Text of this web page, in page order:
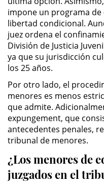
DUI
14
Leyes
Violencia
impone un programa
libertad condicional.
juez ordena el
División de Justicia
ya que su jurisdicción
los 25 años.
Por otro lado, el
menores es menos
que admite.
expungement, que
antecedentes penales,
tribunal de menores.
¿Los menores de
juzgados en el